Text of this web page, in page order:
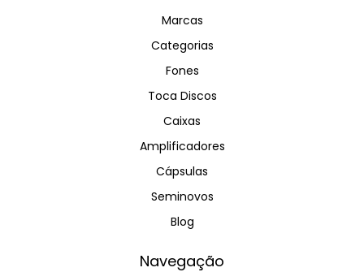
Marcas
Categorias
Fones
Toca Discos
Caixas
Amplificadores
Cápsulas
Seminovos
Blog
Navegação